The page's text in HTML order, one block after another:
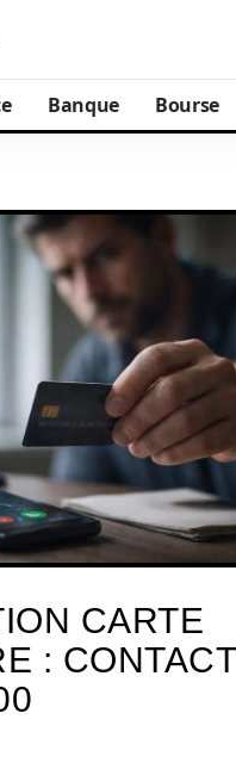
Banque Bourse
CARTE
: